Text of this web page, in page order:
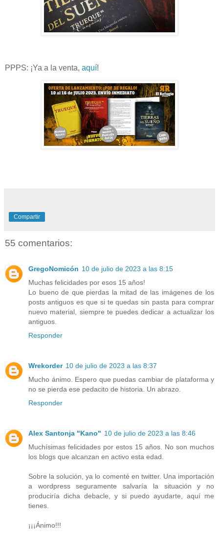
PPPS: ¡Ya a la venta, aquí!
Compartir
55 comentarios:
GregoNomicón 10 de julio de 2023 a las 8:15
Muchas felicidades por esos 15 años!
Lo bueno de que pierdas la mitad de las imágenes de los
posts antiguos es que si te quedas sin pasta para comprar
nuevo material, siempre te puedes dedicar a actualizar los
antiguos.
Responder
Wrekorder 10 de julio de 2023 a las 8:37
Mucho ánimo. Espero que puedas cambiar de plataforma y
no se pierda ese pedacito de historia. Un abrazo.
Responder
Alex Santonja "Kano" 10 de julio de 2023 a las 8:46
Muchísimas felicidades por estos 15 años. No son muchos
los blogs que alcanzan en activo esta edad.
Sobre la solución, ya lo comenté en twitter. Una importación
a wordpress seguramente salvaría la situación y no
produciría dicha debacle, y si puedo ayudarte, aquí me
tienes.
¡¡¡Ánimo!!!